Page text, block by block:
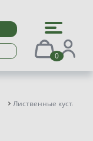
0
Лиственные